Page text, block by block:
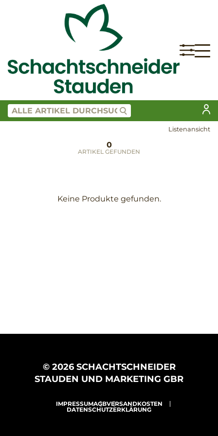
Listenansicht
0
ARTIKEL GEFUNDEN
Keine Produkte gefunden.
© 2026 SCHACHTSCHNEIDER
STAUDEN UND MARKETING GBR
IMPRESSUMAGBVERSANDKOSTEN
DATENSCHUTZERKLÄRUNG